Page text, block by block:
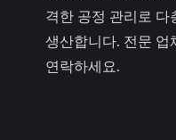
격한 공정 관리로 다
생산합니다. 전문 업
연락하세요.